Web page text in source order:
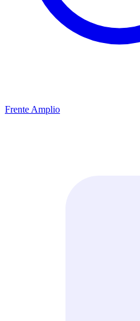
Frente Amplio